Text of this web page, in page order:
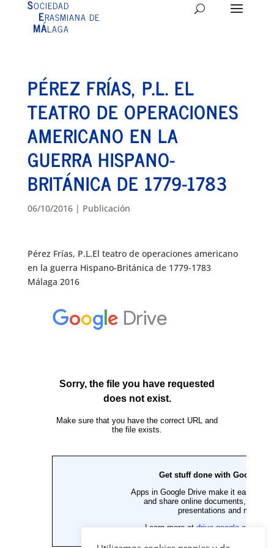
SOCIEDAD
ERASMIANA DE
MÁLAGA
PÉREZ FRÍAS, P.L. EL
TEATRO DE OPERACIONES
AMERICANO EN LA
GUERRA HISPANO-
BRITÁNICA DE 1779-1783
06/10/2016| Publicación
Pérez Frías, P.L.El teatro de operaciones americano
en la guerra Hispano-Británica de 1779-1783
Málaga 2016